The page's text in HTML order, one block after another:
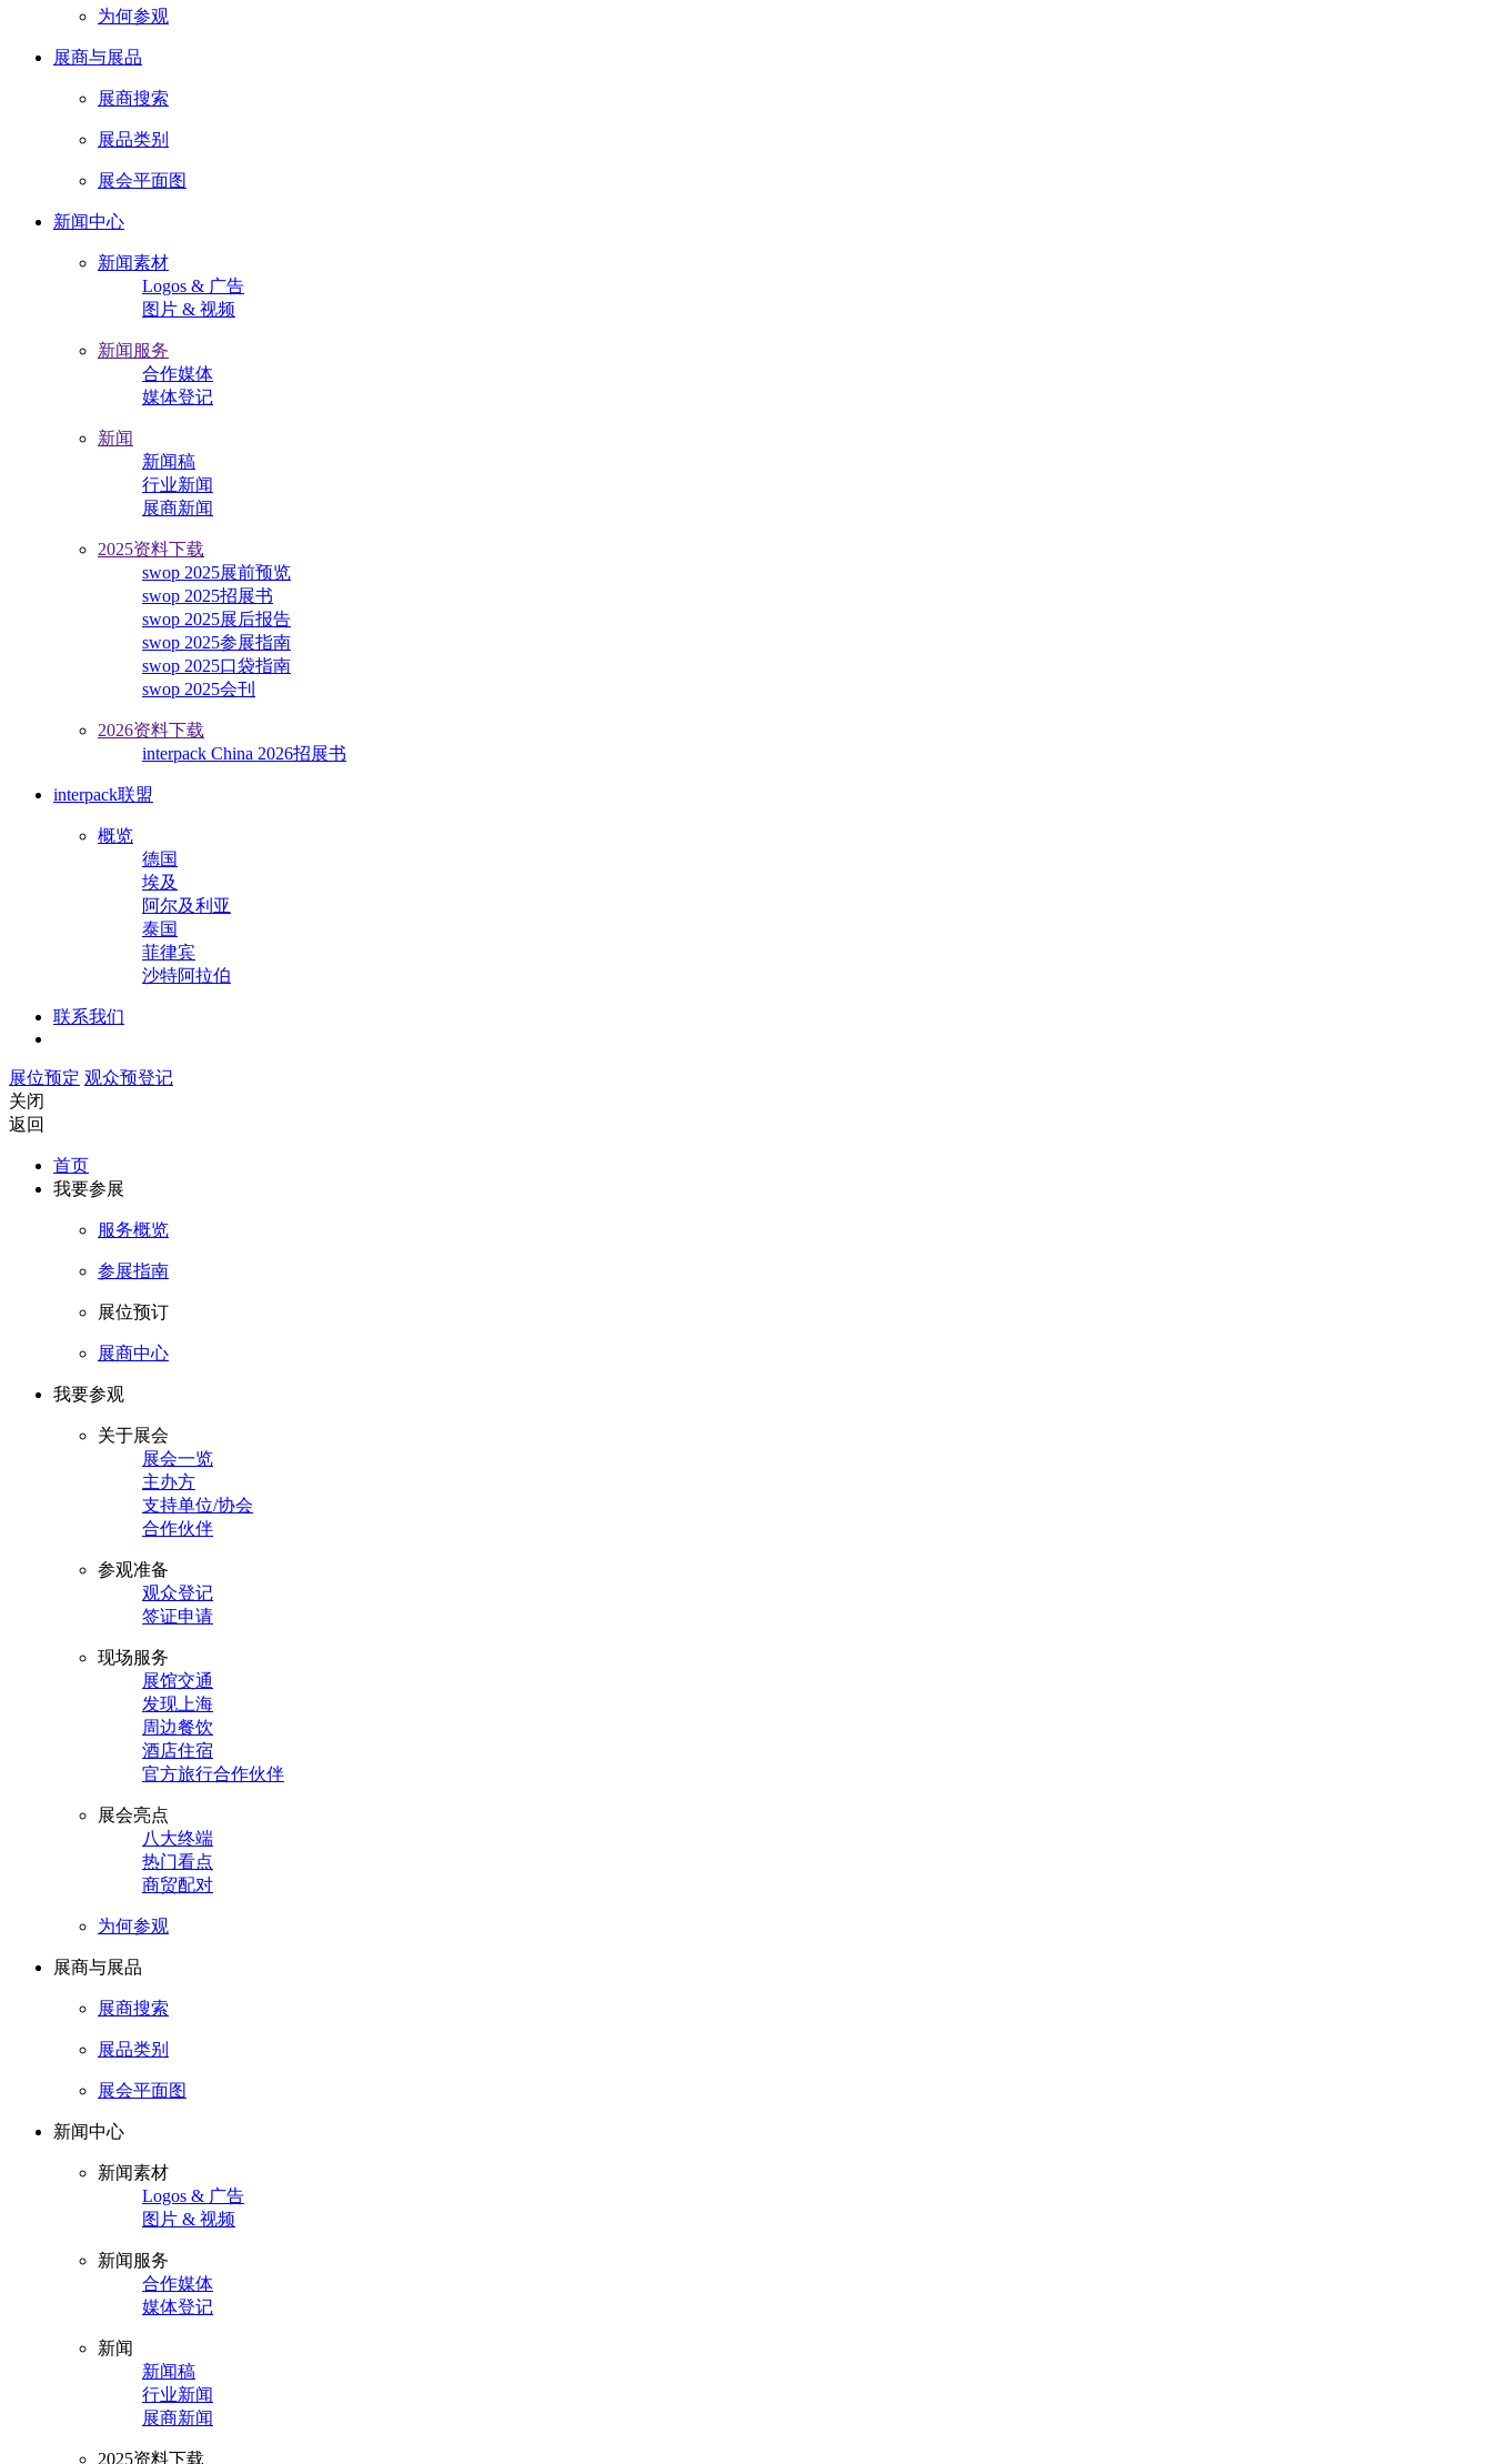
为何参观
展商与展品
展商搜索
展品类别
展会平面图
新闻中心
新闻素材
Logos & 广告
图片 & 视频
新闻服务
合作媒体
媒体登记
新闻
新闻稿
行业新闻
展商新闻
2025资料下载
swop 2025展前预览
swop 2025招展书
swop 2025展后报告
swop 2025参展指南
swop 2025口袋指南
swop 2025会刊
2026资料下载
interpack China 2026招展书
interpack联盟
概览
德国
埃及
阿尔及利亚
泰国
菲律宾
沙特阿拉伯
联系我们
展位预定 观众预登记
关闭
返回
首页
我要参展
服务概览
参展指南
展位预订
展商中心
我要参观
关于展会
展会一览
主办方
支持单位/协会
合作伙伴
参观准备
观众登记
签证申请
现场服务
展馆交通
发现上海
周边餐饮
酒店住宿
官方旅行合作伙伴
展会亮点
八大终端
热门看点
商贸配对
为何参观
展商与展品
展商搜索
展品类别
展会平面图
新闻中心
新闻素材
Logos & 广告
图片 & 视频
新闻服务
合作媒体
媒体登记
新闻
新闻稿
行业新闻
展商新闻
2025资料下载